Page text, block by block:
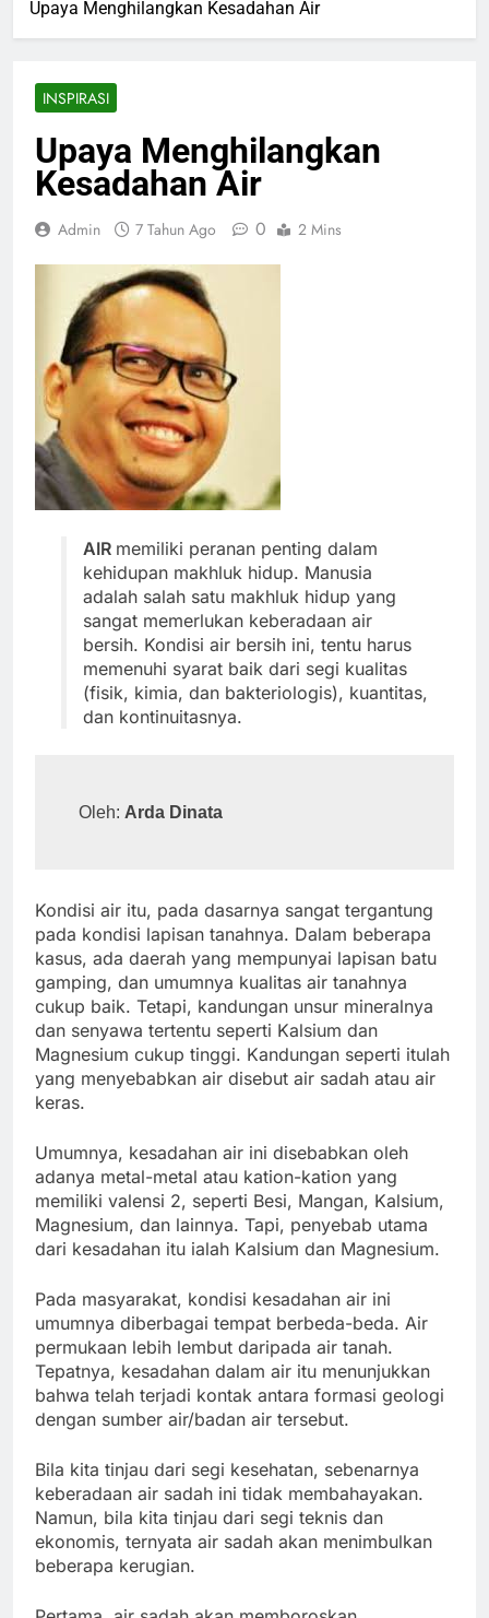
Upaya Menghilangkan Kesadahan Air
INSPIRASI
Upaya Menghilangkan
Kesadahan Air
Admin 7 Tahun Ago 0 2 Mins
AIR memiliki peranan penting dalam
kehidupan makhluk hidup. Manusia
adalah salah satu makhluk hidup yang
sangat memerlukan keberadaan air
bersih. Kondisi air bersih ini, tentu harus
memenuhi syarat baik dari segi kualitas
(fisik, kimia, dan bakteriologis), kuantitas,
dan kontinuitasnya.
Oleh: Arda Dinata
Kondisi air itu, pada dasarnya sangat tergantung
pada kondisi lapisan tanahnya. Dalam beberapa
kasus, ada daerah yang mempunyai lapisan batu
gamping, dan umumnya kualitas air tanahnya
cukup baik. Tetapi, kandungan unsur mineralnya
dan senyawa tertentu seperti Kalsium dan
Magnesium cukup tinggi. Kandungan seperti itulah
yang menyebabkan air disebut air sadah atau air
keras.
Umumnya, kesadahan air ini disebabkan oleh
adanya metal-metal atau kation-kation yang
memiliki valensi 2, seperti Besi, Mangan, Kalsium,
Magnesium, dan lainnya. Tapi, penyebab utama
dari kesadahan itu ialah Kalsium dan Magnesium.
Pada masyarakat, kondisi kesadahan air ini
umumnya diberbagai tempat berbeda-beda. Air
permukaan lebih lembut daripada air tanah.
Tepatnya, kesadahan dalam air itu menunjukkan
bahwa telah terjadi kontak antara formasi geologi
dengan sumber air/badan air tersebut.
Bila kita tinjau dari segi kesehatan, sebenarnya
keberadaan air sadah ini tidak membahayakan.
Namun, bila kita tinjau dari segi teknis dan
ekonomis, ternyata air sadah akan menimbulkan
beberapa kerugian.